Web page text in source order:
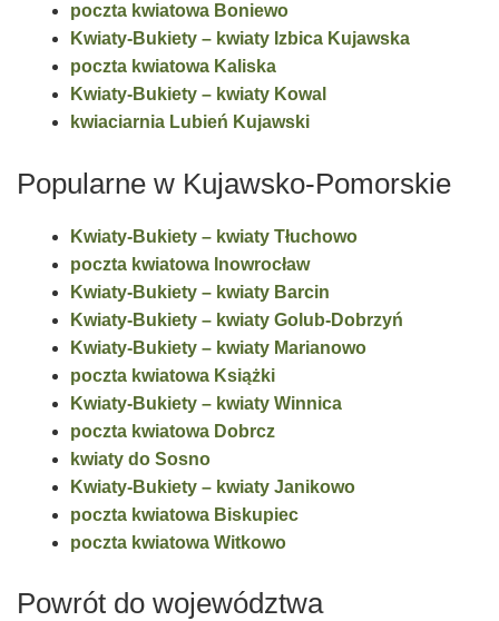
poczta kwiatowa Boniewo
Kwiaty-Bukiety – kwiaty Izbica Kujawska
poczta kwiatowa Kaliska
Kwiaty-Bukiety – kwiaty Kowal
kwiaciarnia Lubień Kujawski
Popularne w Kujawsko-Pomorskie
Kwiaty-Bukiety – kwiaty Tłuchowo
poczta kwiatowa Inowrocław
Kwiaty-Bukiety – kwiaty Barcin
Kwiaty-Bukiety – kwiaty Golub-Dobrzyń
Kwiaty-Bukiety – kwiaty Marianowo
poczta kwiatowa Książki
Kwiaty-Bukiety – kwiaty Winnica
poczta kwiatowa Dobrcz
kwiaty do Sosno
Kwiaty-Bukiety – kwiaty Janikowo
poczta kwiatowa Biskupiec
poczta kwiatowa Witkowo
Powrót do województwa